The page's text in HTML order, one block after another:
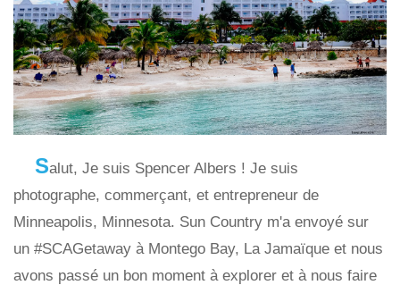
Salut, Je suis Spencer Albers ! Je suis
photographe, commerçant, et entrepreneur de
Minneapolis, Minnesota. Sun Country m'a envoyé sur
un #SCAGetaway à Montego Bay, La Jamaïque et nous
avons passé un bon moment à explorer et à nous faire